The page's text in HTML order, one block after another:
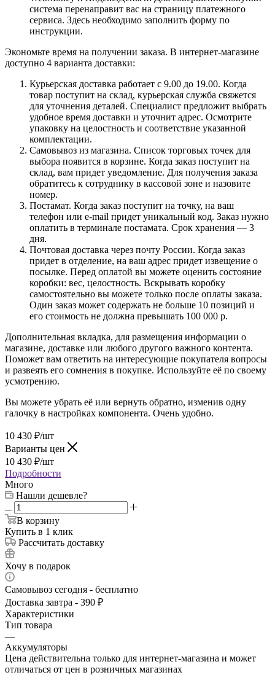
система перенаправит вас на страницу платежного
сервиса. Здесь необходимо заполнить форму по
инструкции.
Экономьте время на получении заказа. В интернет-магазине
доступно 4 варианта доставки:
Курьерская доставка работает с 9.00 до 19.00. Когда
товар поступит на склад, курьерская служба свяжется
для уточнения деталей. Специалист предложит выбрать
удобное время доставки и уточнит адрес. Осмотрите
упаковку на целостность и соответствие указанной
комплектации.
Самовывоз из магазина. Список торговых точек для
выбора появится в корзине. Когда заказ поступит на
склад, вам придет уведомление. Для получения заказа
обратитесь к сотруднику в кассовой зоне и назовите
номер.
Постамат. Когда заказ поступит на точку, на ваш
телефон или e-mail придет уникальный код. Заказ нужно
оплатить в терминале постамата. Срок хранения — 3
дня.
Почтовая доставка через почту России. Когда заказ
придет в отделение, на ваш адрес придет извещение о
посылке. Перед оплатой вы можете оценить состояние
коробки: вес, целостность. Вскрывать коробку
самостоятельно вы можете только после оплаты заказа.
Один заказ может содержать не больше 10 позиций и
его стоимость не должна превышать 100 000 р.
Дополнительная вкладка, для размещения информации о
магазине, доставке или любого другого важного контента.
Поможет вам ответить на интересующие покупателя вопросы
и развеять его сомнения в покупке. Используйте её по своему
усмотрению.
Вы можете убрать её или вернуть обратно, изменив одну
галочку в настройках компонента. Очень удобно.
10 430 ₽/шт
Варианты цен
10 430 ₽/шт
Подробности
Много
Нашли дешевле?
В корзину
Купить в 1 клик
Рассчитать доставку
Хочу в подарок
Самовывоз сегодня - бесплатно
Доставка завтра - 390 ₽
Характеристики
Тип товара
—
Аккумуляторы
Цена действительна только для интернет-магазина и может
отличаться от цен в розничных магазинах